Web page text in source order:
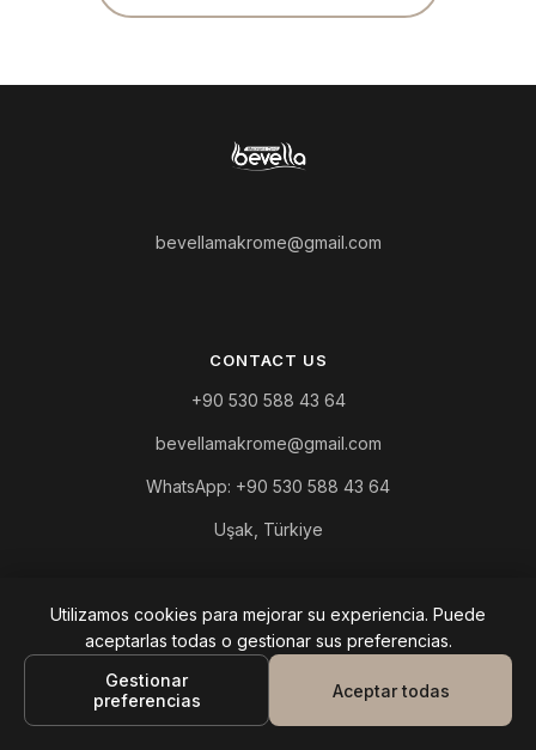
bevellamakrome@gmail.com
CONTACT US
+90 530 588 43 64
bevellamakrome@gmail.com
WhatsApp: +90 530 588 43 64
Uşak, Türkiye
QUICK LINKS
Utilizamos cookies para mejorar su experiencia. Puede
aceptarlas todas o gestionar sus preferencias.
Gestionar
preferencias
Aceptar todas